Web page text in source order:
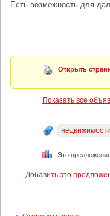
Есть возможность для
Открыть
Показать все
недвижимости
Это
Добавить это